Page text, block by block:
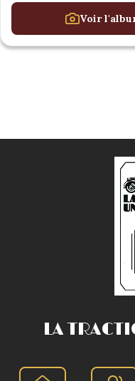
Voir
LA